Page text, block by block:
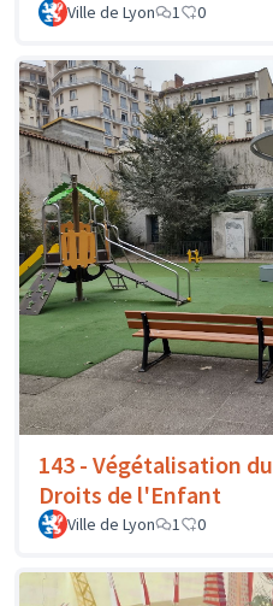
Ville de Lyon 1 0
143 - Végétalisation
Droits de l'Enfant
Ville de Lyon 1 0